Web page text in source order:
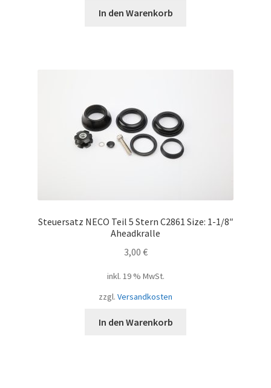
In den Warenkorb
Steuersatz NECO Teil 5 Stern C2861 Size: 1-1/8″
Aheadkralle
3,00 €
inkl. 19 % MwSt.
zzgl. Versandkosten
In den Warenkorb